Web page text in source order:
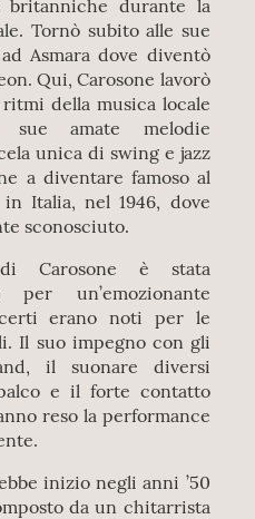
durante la
Tornò subito alle sue
Asmara dove diventò
Qui, Carosone lavorò
della musica locale
amate melodie
unica di swing e jazz
a diventare famoso al
Italia, nel 1946, dove
sconosciuto.
Carosone è stata
per un’emozionante
erano noti per le
Il suo impegno con gli
il suonare diversi
e il forte contatto
reso la performance
inizio negli anni ’50
da un chitarrista